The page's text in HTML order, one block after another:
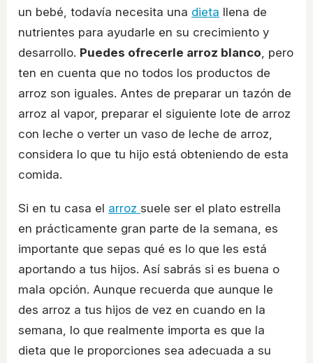
un bebé, todavía necesita una dieta llena de
nutrientes para ayudarle en su crecimiento y
desarrollo. Puedes ofrecerle arroz blanco, pero
ten en cuenta que no todos los productos de
arroz son iguales. Antes de preparar un tazón de
arroz al vapor, preparar el siguiente lote de arroz
con leche o verter un vaso de leche de arroz,
considera lo que tu hijo está obteniendo de esta
comida.
Si en tu casa el arroz suele ser el plato estrella
en prácticamente gran parte de la semana, es
importante que sepas qué es lo que les está
aportando a tus hijos. Así sabrás si es buena o
mala opción. Aunque recuerda que aunque le
des arroz a tus hijos de vez en cuando en la
semana, lo que realmente importa es que la
dieta que le proporciones sea adecuada a su